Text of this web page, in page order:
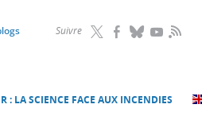
Suivre RSS
: LA SCIENCE FACE AUX INCENDIES